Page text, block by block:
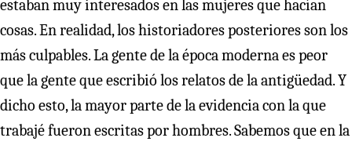
estaban muy interesados en las mujeres que hacían
cosas. En realidad, los historiadores posteriores son los
más culpables. La gente de la época moderna es peor
que la gente que escribió los relatos de la antigüedad. Y
dicho esto, la mayor parte de la evidencia con la que
trabajé fueron escritas por hombres. Sabemos que en la